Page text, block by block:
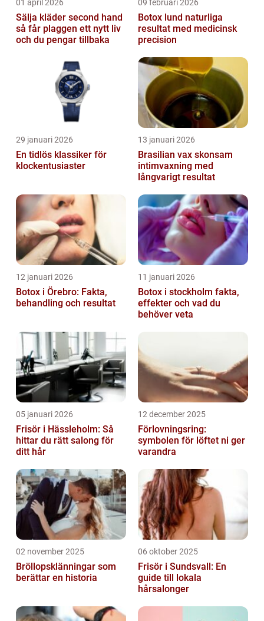
01 april 2026
Sälja kläder second hand
så får plaggen ett nytt liv
och du pengar tillbaka
09 februari 2026
Botox lund naturliga
resultat med medicinsk
precision
29 januari 2026
En tidlös klassiker för
klockentusiaster
13 januari 2026
Brasilian vax skonsam
intimvaxning med
långvarigt resultat
12 januari 2026
Botox i Örebro: Fakta,
behandling och resultat
11 januari 2026
Botox i stockholm fakta,
effekter och vad du
behöver veta
05 januari 2026
Frisör i Hässleholm: Så
hittar du rätt salong för
ditt hår
12 december 2025
Förlovningsring:
symbolen för löftet ni ger
varandra
02 november 2025
Bröllopsklänningar som
berättar en historia
06 oktober 2025
Frisör i Sundsvall: En
guide till lokala
hårsalonger